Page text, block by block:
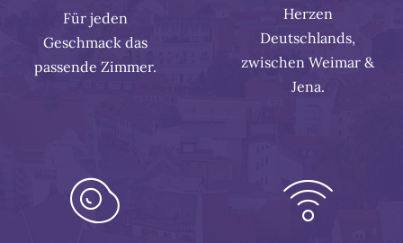
Für jeden
Geschmack das
passende Zimmer.
Herzen
Deutschlands,
zwischen Weimar &
Jena.